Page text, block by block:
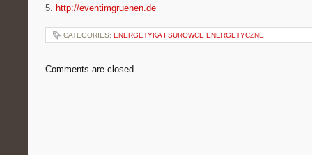
5. http://eventimgruenen.de
CATEGORIES: ENERGETYKA I SUROWCE ENERGETYCZNE
Comments are closed.